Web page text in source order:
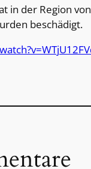
in der Region
beschädigt.